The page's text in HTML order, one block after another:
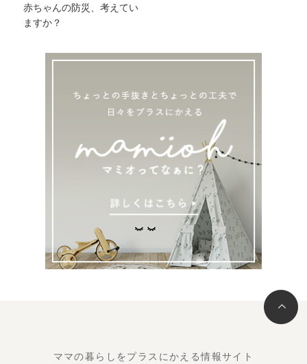
赤ちゃんの防災、考えてい
ますか？
ママの暮らしをプラスにかえる情報サイト